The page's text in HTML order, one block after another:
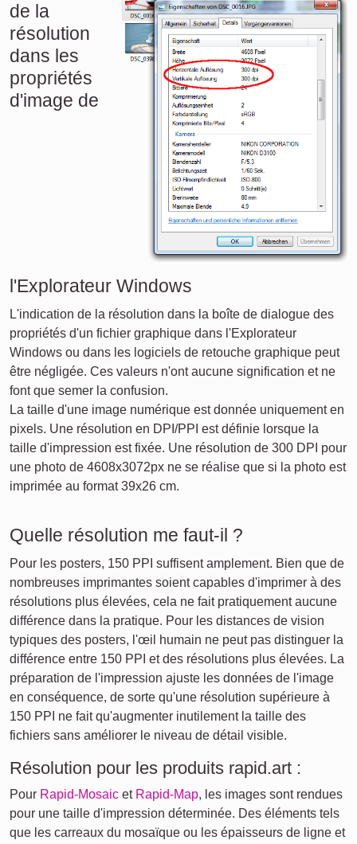
de la
résolution
dans les
propriétés
d'image de
l'Explorateur Windows
L'indication de la résolution dans la boîte de dialogue des
propriétés d'un fichier graphique dans l'Explorateur
Windows ou dans les logiciels de retouche graphique peut
être négligée. Ces valeurs n'ont aucune signification et ne
font que semer la confusion.
La taille d'une image numérique est donnée uniquement en
pixels. Une résolution en DPI/PPI est définie lorsque la
taille d'impression est fixée. Une résolution de 300 DPI pour
une photo de 4608x3072px ne se réalise que si la photo est
imprimée au format 39x26 cm.
Quelle résolution me faut-il ?
Pour les posters, 150 PPI suffisent amplement. Bien que de
nombreuses imprimantes soient capables d'imprimer à des
résolutions plus élevées, cela ne fait pratiquement aucune
différence dans la pratique. Pour les distances de vision
typiques des posters, l'œil humain ne peut pas distinguer la
différence entre 150 PPI et des résolutions plus élevées. La
préparation de l'impression ajuste les données de l'image
en conséquence, de sorte qu'une résolution supérieure à
150 PPI ne fait qu'augmenter inutilement la taille des
fichiers sans améliorer le niveau de détail visible.
Résolution pour les produits rapid.art :
Pour Rapid-Mosaic et Rapid-Map, les images sont rendues
pour une taille d'impression déterminée. Des éléments tels
que les carreaux du mosaïque ou les épaisseurs de ligne et